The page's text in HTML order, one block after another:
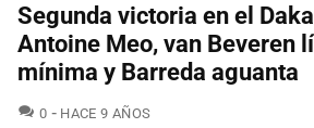
Segunda victoria en el
Antoine Meo, van Beveren
mínima y Barreda aguanta
0 COMENTARIOS
HACE 9 AÑOS